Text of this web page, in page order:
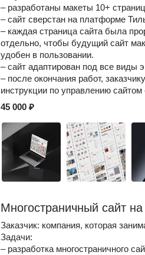
– разработаны макеты 10+
– сайт сверстан на платформе
– каждая страница сайта была
отдельно, чтобы будущий сайт
удобен в пользовании.
– сайт адаптирован под все виды
– после окончания работ,
инструкции по управлению
45 000 ₽
Многостраничный сайт
Заказчик: компания, которая
Задачи:
– разработка многостраничного